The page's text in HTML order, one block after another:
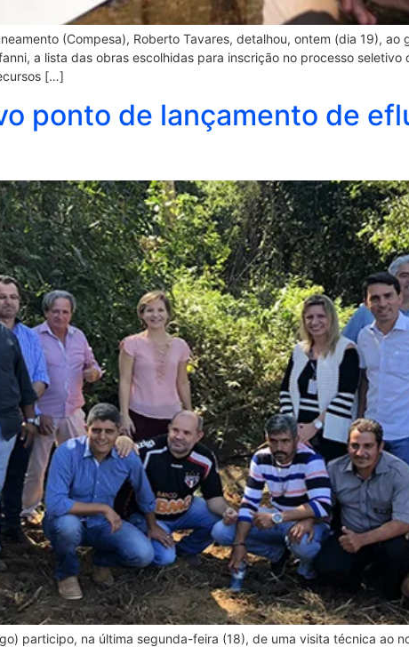
(Compesa), Roberto Tavares, detalhou, ontem (dia 19),
a lista das obras escolhidas para inscrição no processo
[…]
ponto de lançamento de
participo, na última segunda-feira (18), de uma visita técnica ao